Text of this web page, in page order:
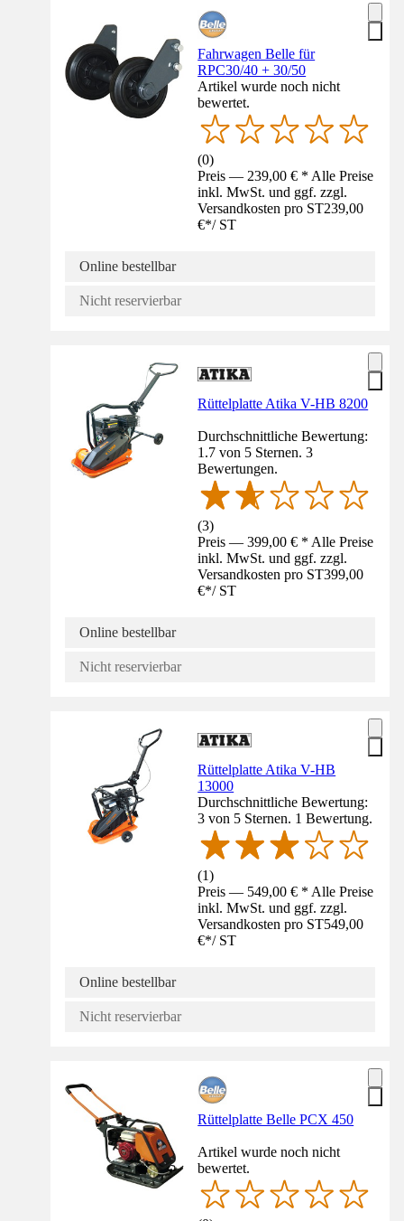
Fahrwagen Belle für
RPC30/40 + 30/50
Artikel wurde noch nicht
bewertet.
(0)
Preis — 239,00 € * Alle Preise
inkl. MwSt. und ggf. zzgl.
Versandkosten pro ST239,00
€*/ ST
Online bestellbar
Nicht reservierbar
Rüttelplatte Atika V-HB 8200
Durchschnittliche Bewertung:
1.7 von 5 Sternen. 3
Bewertungen.
(3)
Preis — 399,00 € * Alle Preise
inkl. MwSt. und ggf. zzgl.
Versandkosten pro ST399,00
€*/ ST
Online bestellbar
Nicht reservierbar
Rüttelplatte Atika V-HB
13000
Durchschnittliche Bewertung:
3 von 5 Sternen. 1 Bewertung.
(1)
Preis — 549,00 € * Alle Preise
inkl. MwSt. und ggf. zzgl.
Versandkosten pro ST549,00
€*/ ST
Online bestellbar
Nicht reservierbar
Rüttelplatte Belle PCX 450
Artikel wurde noch nicht
bewertet.